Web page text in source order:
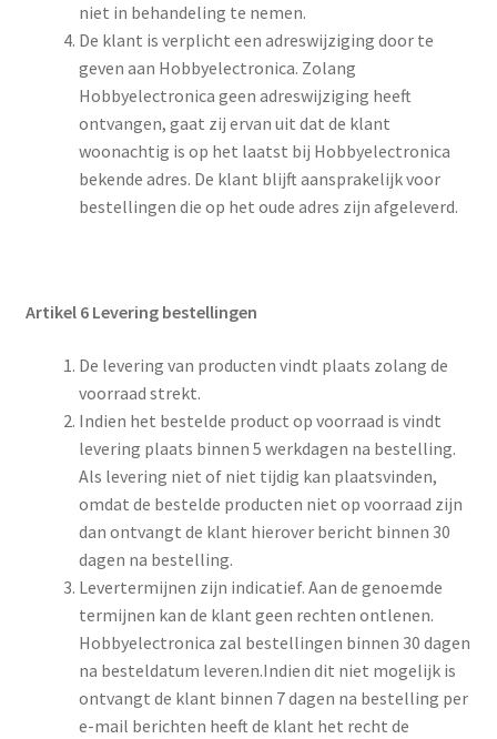
niet in behandeling te nemen.
De klant is verplicht een adreswijziging door te
geven aan Hobbyelectronica. Zolang
Hobbyelectronica geen adreswijziging heeft
ontvangen, gaat zij ervan uit dat de klant
woonachtig is op het laatst bij Hobbyelectronica
bekende adres. De klant blijft aansprakelijk voor
bestellingen die op het oude adres zijn afgeleverd.
Artikel 6 Levering bestellingen
De levering van producten vindt plaats zolang de
voorraad strekt.
Indien het bestelde product op voorraad is vindt
levering plaats binnen 5 werkdagen na bestelling.
Als levering niet of niet tijdig kan plaatsvinden,
omdat de bestelde producten niet op voorraad zijn
dan ontvangt de klant hierover bericht binnen 30
dagen na bestelling.
Levertermijnen zijn indicatief. Aan de genoemde
termijnen kan de klant geen rechten ontlenen.
Hobbyelectronica zal bestellingen binnen 30 dagen
na besteldatum leveren.Indien dit niet mogelijk is
ontvangt de klant binnen 7 dagen na bestelling per
e-mail berichten heeft de klant het recht de